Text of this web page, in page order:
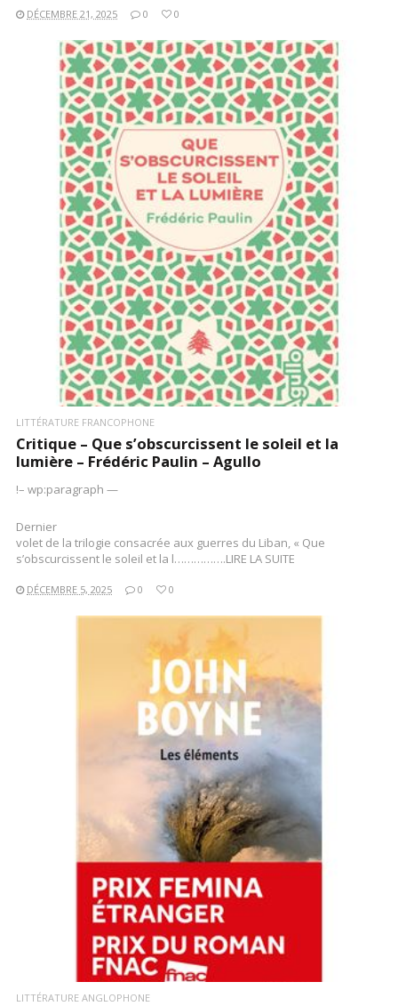
DÉCEMBRE 21, 2025 0 0
LIRE LA SUITE
LITTÉRATURE FRANCOPHONE
Critique – Que s’obscurcissent le soleil et la
lumière – Frédéric Paulin – Agullo
!– wp:paragraph —
Dernier
volet de la trilogie consacrée aux guerres du Liban, « Que
s’obscurcissent le soleil et la l…………….LIRE LA SUITE
DÉCEMBRE 5, 2025 0 0
LIRE LA SUITE
LITTÉRATURE ANGLOPHONE